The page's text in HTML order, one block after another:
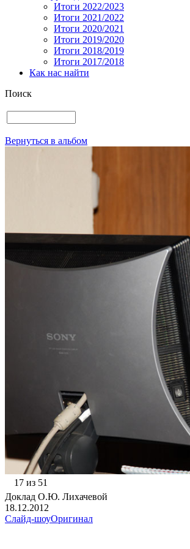
Итоги 2022/2023
Итоги 2021/2022
Итоги 2020/2021
Итоги 2019/2020
Итоги 2018/2019
Итоги 2017/2018
Как нас найти
Поиск
Вернуться в альбом
17 из 51
Доклад О.Ю. Лихачевой
18.12.2012
Слайд-шоуОригинал